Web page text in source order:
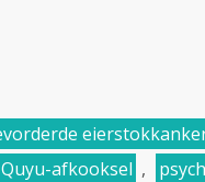
afkooksel ,